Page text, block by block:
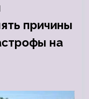
причины
на